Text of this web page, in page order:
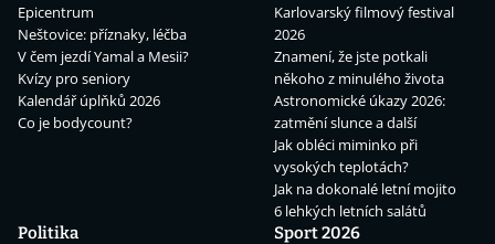
Epicentrum
Neštovice: příznaky, léčba
V čem jezdí Yamal a Mesii?
Kvízy pro seniory
Kalendář úplňků 2026
Co je bodycount?
Karlovarský filmový festival
2026
Znamení, že jste potkali
někoho z minulého života
Astronomické úkazy 2026:
zatmění slunce a další
Jak obléci miminko při
vysokých teplotách?
Jak na dokonalé letní mojito
6 lehkých letních salátů
Politika
Sport 2026